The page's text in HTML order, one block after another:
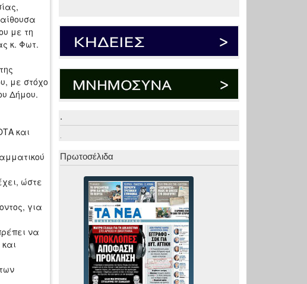
με τη
κ. Φωτ.
με στόχο
Δήμου.
και
ώστε
για
να
.
.
Πρωτοσέλιδα